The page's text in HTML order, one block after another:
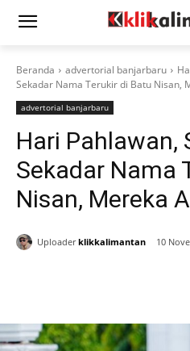
Beranda advertorial banjarbaru
Sekadar Nama Terukir di Batu Nisan,
advertorial banjarbaru
Hari Pahlawan,
Sekadar Nama
Nisan, Mereka
Uploader klikkalimantan 10